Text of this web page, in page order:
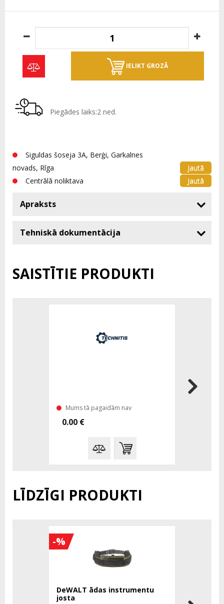
IELIKT GROZĀ
Piegādes laiks:2 ned.
Siguldas šoseja 3A, Berģi, Garkalnes
novads, Rīga
Jautā
Centrālā noliktava
Jautā
Apraksts
Tehniskā dokumentācija
SAISTĪTIE PRODUKTI
Mums tā pagaidām nav
0.00 €
LĪDZĪGI PRODUKTI
-%
DeWALT ādas instrumentu
josta